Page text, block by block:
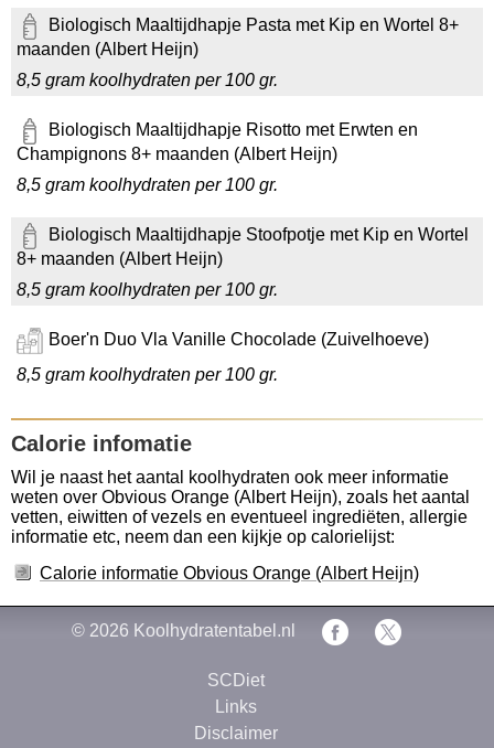
Biologisch Maaltijdhapje Pasta met Kip en Wortel 8+
maanden (Albert Heijn)
8,5 gram koolhydraten per 100 gr.
Biologisch Maaltijdhapje Risotto met Erwten en
Champignons 8+ maanden (Albert Heijn)
8,5 gram koolhydraten per 100 gr.
Biologisch Maaltijdhapje Stoofpotje met Kip en Wortel
8+ maanden (Albert Heijn)
8,5 gram koolhydraten per 100 gr.
Boer'n Duo Vla Vanille Chocolade (Zuivelhoeve)
8,5 gram koolhydraten per 100 gr.
Calorie infomatie
Wil je naast het aantal koolhydraten ook meer informatie
weten over Obvious Orange (Albert Heijn), zoals het aantal
vetten, eiwitten of vezels en eventueel ingrediëten, allergie
informatie etc, neem dan een kijkje op calorielijst:
Calorie informatie Obvious Orange (Albert Heijn)
© 2026 Koolhydratentabel.nl
SCDiet
Links
Disclaimer